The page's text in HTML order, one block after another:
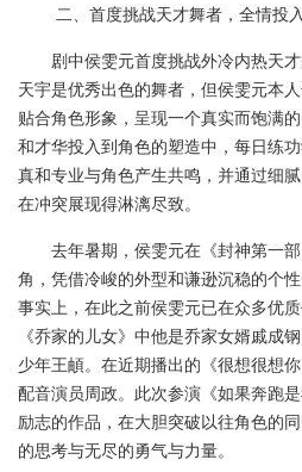
二、首度挑战天才舞者，全情投
剧中侯雯元首度挑战外冷内热天才
天宇是优秀出色的舞者，但侯雯元本
贴合角色形象，呈现一个真实而饱满
和才华投入到角色的塑造中，每日练
真和专业与角色产生共鸣，并通过细
在冲突展现得淋漓尽致。
去年暑期，侯雯元在《封神第一部
角，凭借冷峻的外型和谦逊沉稳的个
事实上，在此之前侯雯元已在众多优
《乔家的儿女》中他是乔家女婿戚成
少年王頔。在近期播出的《很想很想
配音演员周政。此次参演《如果奔跑
励志的作品，在大胆突破以往角色的
的思考与无尽的勇气与力量。